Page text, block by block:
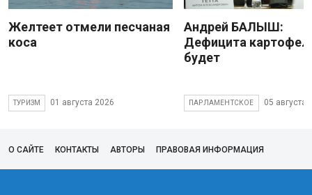
Желтеет отмели песчаная
коса
ТУРИЗМ 01 августа 2026
Андрей БАЛЫШ:
Дефицита
будет
ПАРЛАМЕНТСКОЕ 05 августа
О САЙТЕ КОНТАКТЫ АВТОРЫ ПРАВОВАЯ ИНФОРМАЦИЯ